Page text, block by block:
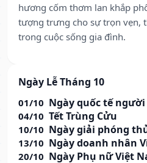
hương cốm thơm lan khắp
tượng trưng cho sự trọn vẹn,
trong cuộc sống gia đình.
Ngày Lễ Tháng 10
01/10 Ngày quốc tế
04/10 Tết Trùng Cửu
10/10 Ngày giải phóng
13/10 Ngày doanh nhân
20/10 Ngày Phụ nữ Việt